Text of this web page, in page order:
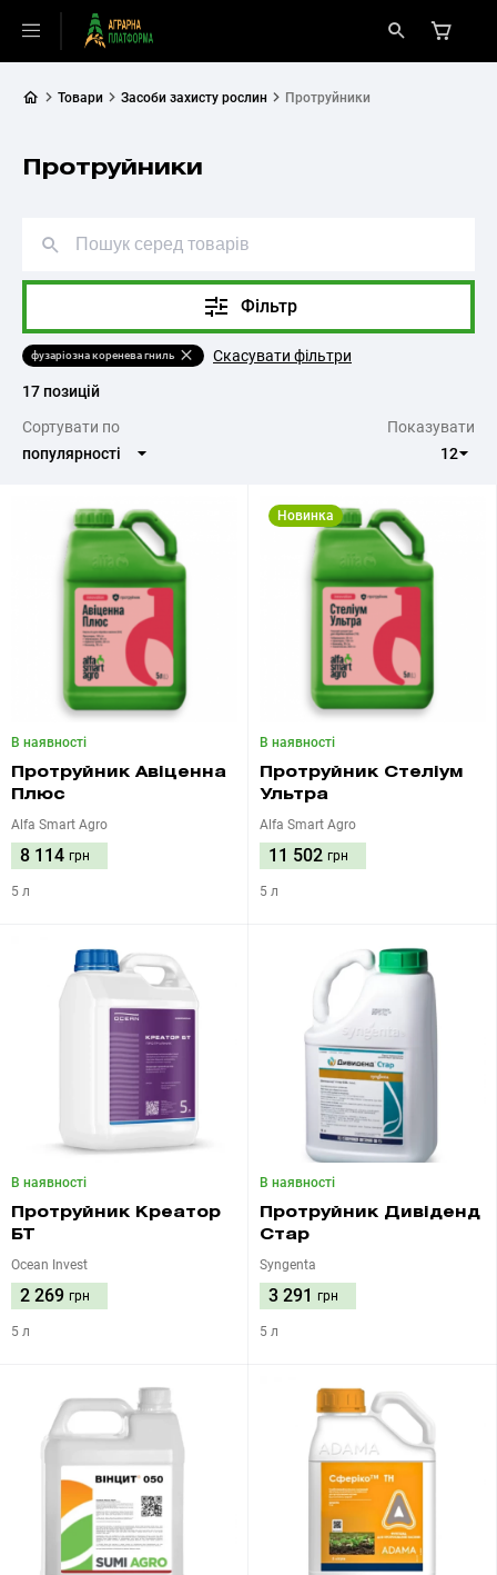
Товари Засоби захисту рослин Протруйники
Протруйники
фузаріозна коренева гниль Скасувати фільтри
Фільтр
17 позицій
Cортувати по
Показувати
В наявності
Протруйник Авіценна
Плюс
Alfa Smart Agro
8 114 грн
5 л
Новинка
В наявності
Протруйник Стеліум
Ультра
Alfa Smart Agro
11 502 грн
5 л
В наявності
Протруйник Креатор
БТ
Ocean Invest
2 269 грн
5 л
В наявності
Протруйник Дивіденд
Стар
Syngenta
3 291 грн
5 л